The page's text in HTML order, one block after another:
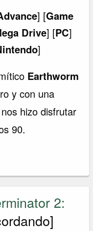
] [Game
Drive] [PC]
]
Earthworm
y con una
hizo disfrutar
90.
2: